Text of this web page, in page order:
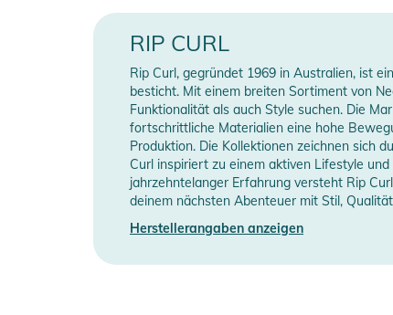
- durchgehend gefüttert
Produktinformationen und
Gebrauchsanweisungen, Sicherheitshinweise
Gender
Manufacturer Information
RIP CURL
Rip Curl, gegründet 1969 in Australien, ist
besticht. Mit einem breiten Sortiment von
Funktionalität als auch Style suchen. Die
fortschrittliche Materialien eine hohe
Produktion. Die Kollektionen zeichnen sich
Curl inspiriert zu einem aktiven Lifestyle
jahrzehntelanger Erfahrung versteht Rip
deinem nächsten Abenteuer mit Stil,
Herstellerangaben anzeigen